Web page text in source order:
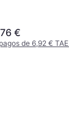
€
de 6,92 €